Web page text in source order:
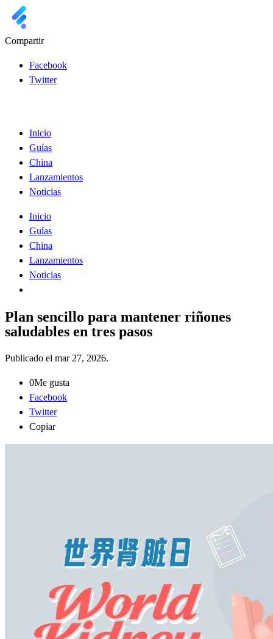
Compartir
Facebook
Twitter
Inicio
Guías
China
Lanzamientos
Noticias
Inicio
Guías
China
Lanzamientos
Noticias
Plan sencillo para mantener riñones
saludables en tres pasos
Publicado el mar 27, 2026.
0Me gusta
Facebook
Twitter
Copiar